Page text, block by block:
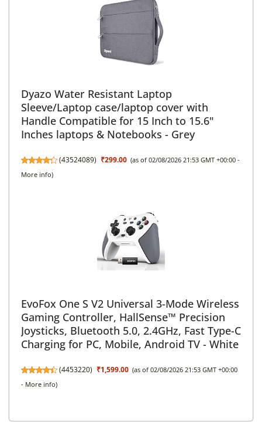
Dyazo Water Resistant Laptop
Sleeve/Laptop case/laptop cover with
Handle Compatible for 15 Inch to 15.6"
Inches laptops & Notebooks - Grey
(43524089) ₹299.00 (as of 02/08/2026 21:53 GMT +00:00 -
More info)
EvoFox One S V2 Universal 3-Mode Wireless
Gaming Controller, HallSense™ Precision
Joysticks, Bluetooth 5.0, 2.4GHz, Fast Type-C
Charging for PC, Mobile, Android TV - White
(4453220) ₹1,599.00 (as of 02/08/2026 21:53 GMT +00:00
- More info)